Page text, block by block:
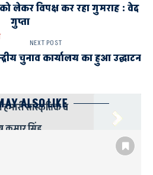
हमारी सांस्कृतिक व
कुमार सिंह
लेकर विपक्ष कर रहा गुमराह : वेद
गुप्ता
NEXT POST
चुनाव कार्यालय का हुआ उद्घाटन
ALSO LIKE